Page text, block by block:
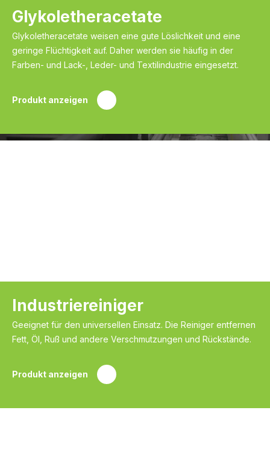
Glykoletheracetate
Glykoletheracetate weisen eine gute Löslichkeit und eine
geringe Flüchtigkeit auf. Daher werden sie häufig in der
Farben- und Lack-, Leder- und Textilindustrie eingesetzt.
Produkt anzeigen
Industriereiniger
Geeignet für den universellen Einsatz. Die Reiniger entfernen
Fett, Öl, Ruß und andere Verschmutzungen und Rückstände.
Produkt anzeigen